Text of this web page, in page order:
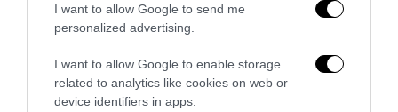
I want to allow Google to send me
personalized advertising.
I want to allow Google to enable storage
related to analytics like cookies on web or
device identifiers in apps.